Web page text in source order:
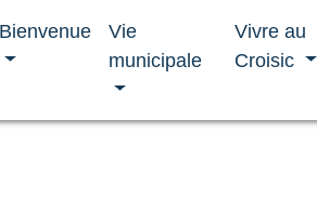
Bienvenue
Vie
municipale
Vivre au
Croisic